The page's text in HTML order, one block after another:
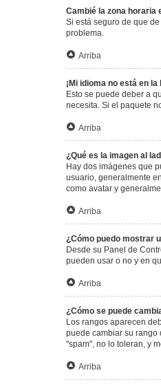
Cambié la zona horaria
Si está seguro de que
problema.
Arriba
¡Mi idioma no está en la
Esto se puede deber a
necesita. Si el paquete
Arriba
¿Qué es la imagen al
Hay dos imágenes que
usuario, generalmente
como avatar y
Arriba
¿Cómo puedo mostrar
Desde su Panel de
pueden usar o no y en
Arriba
¿Cómo se puede
Los rangos aparecen
puede cambiar su rango
"spam", no lo toleran, y
Arriba